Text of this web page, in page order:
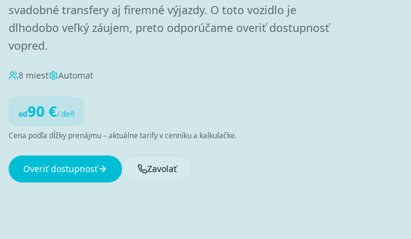
svadobné transfery aj firemné výjazdy. O toto vozidlo je
dlhodobo veľký záujem, preto odporúčame overiť dostupnosť
vopred.
8 miest Automat
od90 €/ deň
Cena podľa dĺžky prenájmu – aktuálne tarify v cenníku a kalkulačke.
Overiť dostupnosť Zavolať